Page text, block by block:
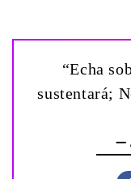
“Echa
sustentará;
—